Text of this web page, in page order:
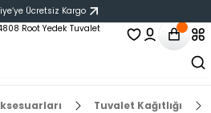
Ücretsiz Kargo
Tuvalet Kağıtlığı